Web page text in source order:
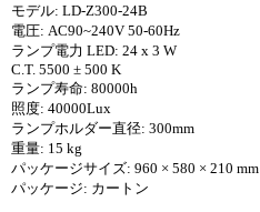
モデル: LD-Z300-24B
電圧: AC90~240V 50-60Hz
ランプ電力 LED: 24 x 3 W
C.T. 5500 ± 500 K
ランプ寿命: 80000h
照度: 40000Lux
ランプホルダー直径: 300mm
重量: 15 kg
パッケージサイズ: 960 × 580 × 210 mm
パッケージ: カートン